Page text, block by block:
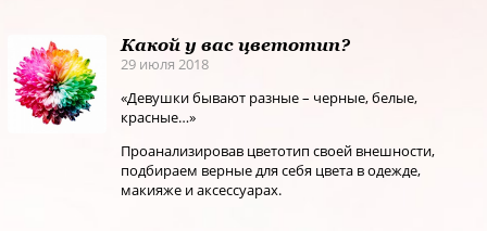
Какой у вас цветотип?
29 июля 2018
«Девушки бывают разные – черные, белые,
красные…»
Проанализировав цветотип своей внешности,
подбираем верные для себя цвета в одежде,
макияже и аксессуарах.